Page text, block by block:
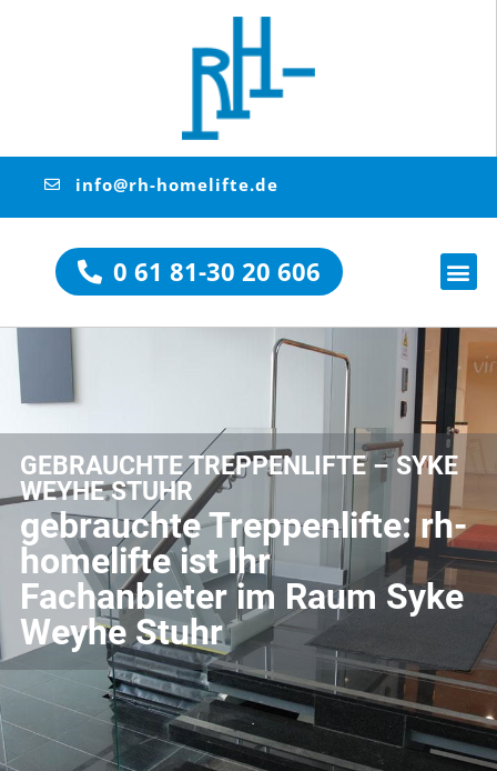
info@rh-homelifte.de
0 61 81-30 20 606
GEBRAUCHTE TREPPENLIFTE – SYKE
WEYHE STUHR
gebrauchte Treppenlifte: rh-
homelifte ist Ihr
Fachanbieter im Raum Syke
Weyhe Stuhr